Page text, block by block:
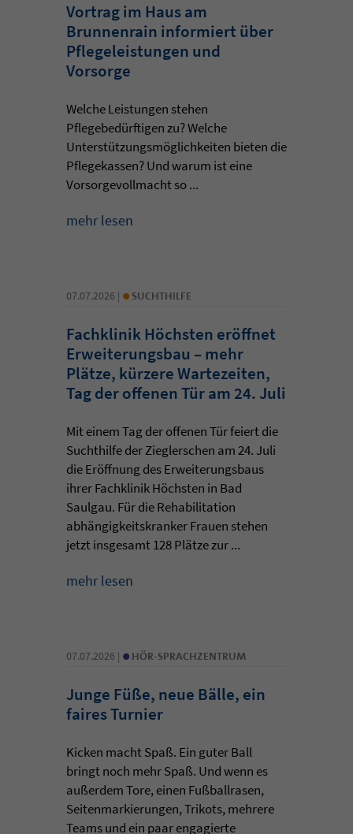
Vortrag im Haus am
Brunnenrain informiert über
Pflegeleistungen und
Vorsorge
Welche Leistungen stehen
Pflegebedürftigen zu? Welche
Unterstützungsmöglichkeiten bieten die
Pflegekassen? Und warum ist eine
Vorsorgevollmacht so ...
mehr lesen
07.07.2026 | • SUCHTHILFE
Fachklinik Höchsten eröffnet
Erweiterungsbau – mehr
Plätze, kürzere Wartezeiten,
Tag der offenen Tür am 24. Juli
Mit einem Tag der offenen Tür feiert die
Suchthilfe der Zieglerschen am 24. Juli
die Eröffnung des Erweiterungsbaus
ihrer Fachklinik Höchsten in Bad
Saulgau. Für die Rehabilitation
abhängigkeitskranker Frauen stehen
jetzt insgesamt 128 Plätze zur ...
mehr lesen
07.07.2026 | • HÖR-SPRACHZENTRUM
Junge Füße, neue Bälle, ein
faires Turnier
Kicken macht Spaß. Ein guter Ball
bringt noch mehr Spaß. Und wenn es
außerdem Tore, einen Fußballrasen,
Seitenmarkierungen, Trikots, mehrere
Teams und ein paar engagierte